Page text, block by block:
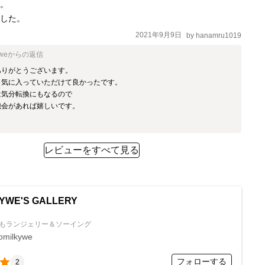
た。
2021年9月9日 by hanamru1019
からの返信
がとうございます。
に入っていただけて良かったです。
分転換にもなるので
があれば嬉しいです。
レビューをすべて見る
GALLERY
ランジェリー＆ソーイング
2 フォローする